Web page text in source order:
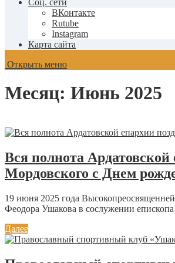
Соц. сети
ВКонтакте
Rutube
Instagram
Карта сайта
Открыть меню
Месяц: Июнь 2025
Вся полнота
Мордовского с Днем
19 июня 2025 года
Феодора Ушакова в сослужении
Далее